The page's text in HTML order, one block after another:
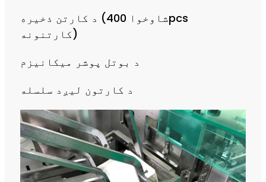
د کارتن ذخیره (شاوخوا 400pcs
کارتنونه)
د بوتل پوشر میکانیزم
د کارتون لیږد سلسله